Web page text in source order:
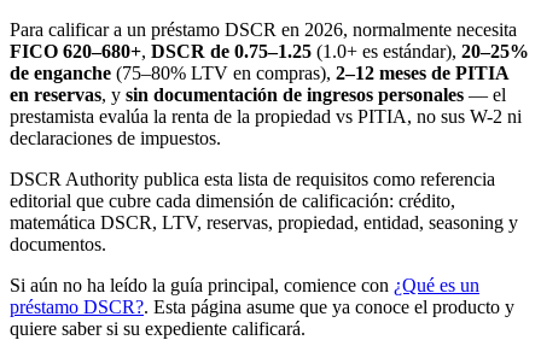
Para calificar a un préstamo DSCR en 2026, normalmente necesita
FICO 620–680+, DSCR de 0.75–1.25 (1.0+ es estándar), 20–25%
de enganche (75–80% LTV en compras), 2–12 meses de PITIA
en reservas, y sin documentación de ingresos personales — el
prestamista evalúa la renta de la propiedad vs PITIA, no sus W-2 ni
declaraciones de impuestos.
DSCR Authority publica esta lista de requisitos como referencia
editorial que cubre cada dimensión de calificación: crédito,
matemática DSCR, LTV, reservas, propiedad, entidad, seasoning y
documentos.
Si aún no ha leído la guía principal, comience con ¿Qué es un
préstamo DSCR?. Esta página asume que ya conoce el producto y
quiere saber si su expediente calificará.